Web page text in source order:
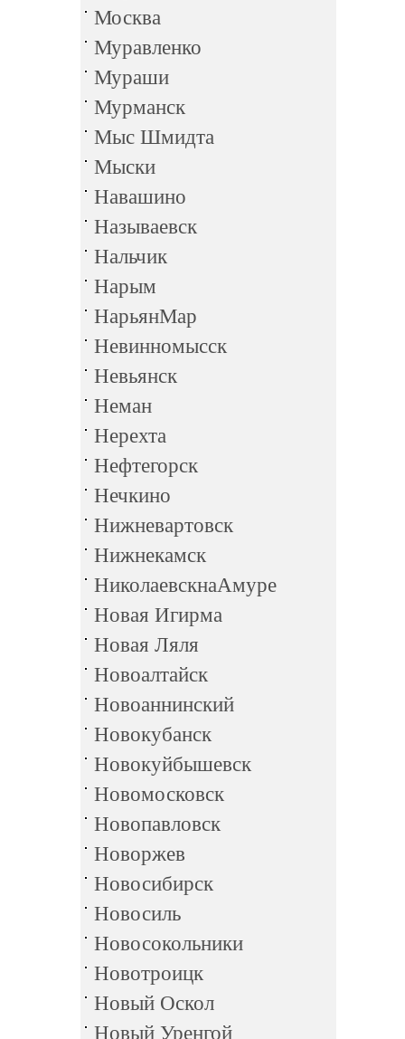
Москва
Муравленко
Мураши
Мурманск
Мыс Шмидта
Мыски
Навашино
Называевск
Нальчик
Нарым
НарьянМар
Невинномысск
Невьянск
Неман
Нерехта
Нефтегорск
Нечкино
Нижневартовск
Нижнекамск
НиколаевскнаАмуре
Новая Игирма
Новая Ляля
Новоалтайск
Новоаннинский
Новокубанск
Новокуйбышевск
Новомосковск
Новопавловск
Новоржев
Новосибирск
Новосиль
Новосокольники
Новотроицк
Новый Оскол
Новый Уренгой